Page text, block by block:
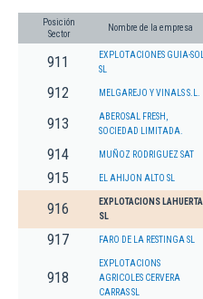
Posición
Sector
Nombre de la empresa
911
EXPLOTACIONES GUIA-SOL
SL
912 MELGAREJO Y VINALS S.L.
913
ABEROSAL FRESH,
SOCIEDAD LIMITADA.
914 MUÑOZ RODRIGUEZ SAT
915 EL AHIJON ALTO SL
916
EXPLOTACIONS LAHUERTA
SL
917 FARO DE LA RESTINGA SL
918
EXPLOTACIONS
AGRICOLES CERVERA
CARRAS SL